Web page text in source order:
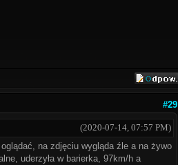
#29
(2020-07-14, 07:57 PM)
na zdjęciu wygląda źle a na żywo
uderzyła w barierka, 97km/h a